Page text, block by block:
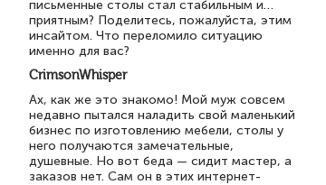
письменные столы стал стабильным и…
приятным? Поделитесь, пожалуйста, этим
инсайтом. Что переломило ситуацию
именно для вас?
CrimsonWhisper
Ах, как же это знакомо! Мой муж совсем
недавно пытался наладить свой маленький
бизнес по изготовлению мебели, столы у
него получаются замечательные,
душевные. Но вот беда — сидит мастер, а
заказов нет. Сам он в этих интернет-